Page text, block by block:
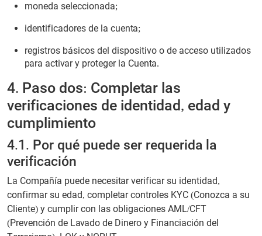
moneda seleccionada;
identificadores de la cuenta;
registros básicos del dispositivo o de acceso utilizados
para activar y proteger la Cuenta.
4. Paso dos: Completar las
verificaciones de identidad, edad y
cumplimiento
4.1. Por qué puede ser requerida la
verificación
La Compañía puede necesitar verificar su identidad,
confirmar su edad, completar controles KYC (Conozca a su
Cliente) y cumplir con las obligaciones AML/CFT
(Prevención de Lavado de Dinero y Financiación del